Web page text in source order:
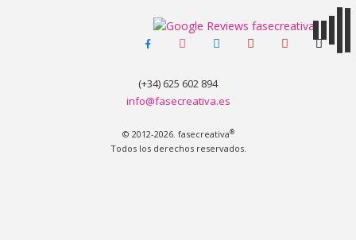
facebook-instagramlinkedin pinterestyoutubetiktok
(+34) 625 602 894
info@fasecreativa.es
© 2012-2026. fasecreativa®
Todos los derechos reservados.